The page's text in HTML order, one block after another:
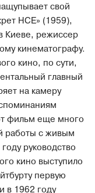
свой
НСЕ» (1959),
Киеве, режиссер
кинематографу.
кино, по сути,
главный
на камеру
фильм еще много
работы с живым
руководство
кино выступило
первую
в 1962 году